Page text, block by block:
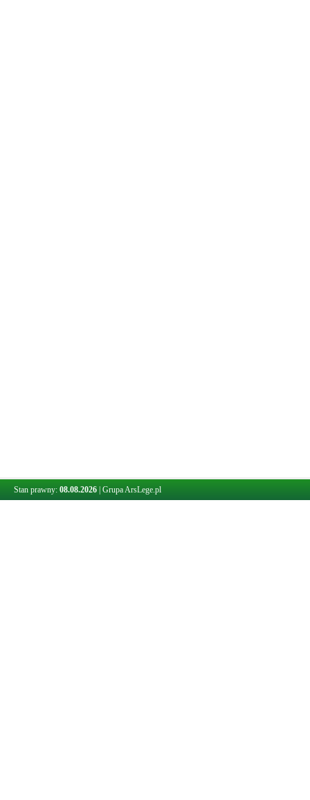
Stan prawny: 08.08.2026 Grupa ArsLege.pl